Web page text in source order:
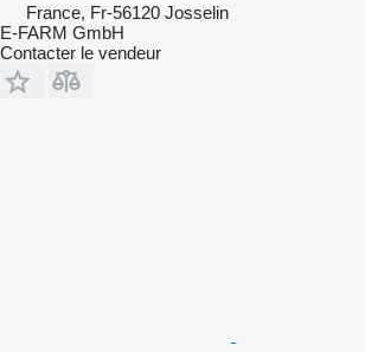
France, Fr-56120 Josselin
E-FARM GmbH
Contacter le vendeur